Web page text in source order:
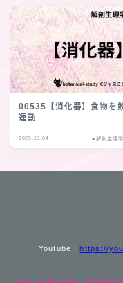
00535【消化器】食物を
運動
2025.10.04 ■解剖生理
Youtube： https://